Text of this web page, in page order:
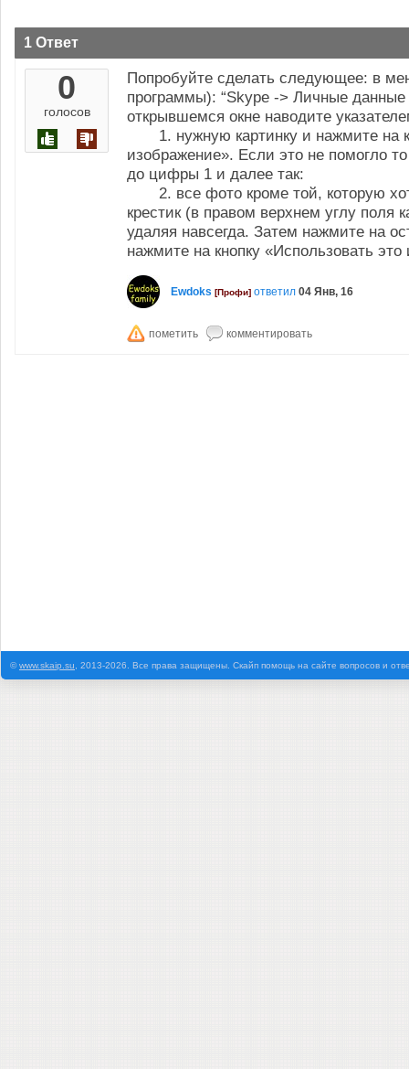
1 Ответ
0
голосов
Попробуйте сделать следующее: в
программы): “Skype -> Личные
открывшемся окне наводите
1. нужную картинку и нажмите на
изображение». Если это не помогло
до цифры 1 и далее так:
2. все фото кроме той, которую
крестик (в правом верхнем углу поля
удаляя навсегда. Затем нажмите на
нажмите на кнопку «Использовать
Ewdoks [Профи] ответил 04 Янв, 16
©www.skaip.su , 2013-2026. Все права защищены. Скайп помощь на сайте вопросов и